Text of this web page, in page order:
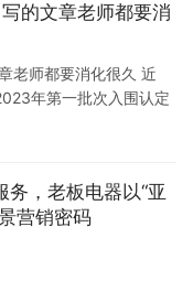
的文章老师都要消
老师都要消化很久 近
年第一批次入围认定
养计划，保送至清华
，分别是湖师大附中
务，老板电器以“亚
营销密码